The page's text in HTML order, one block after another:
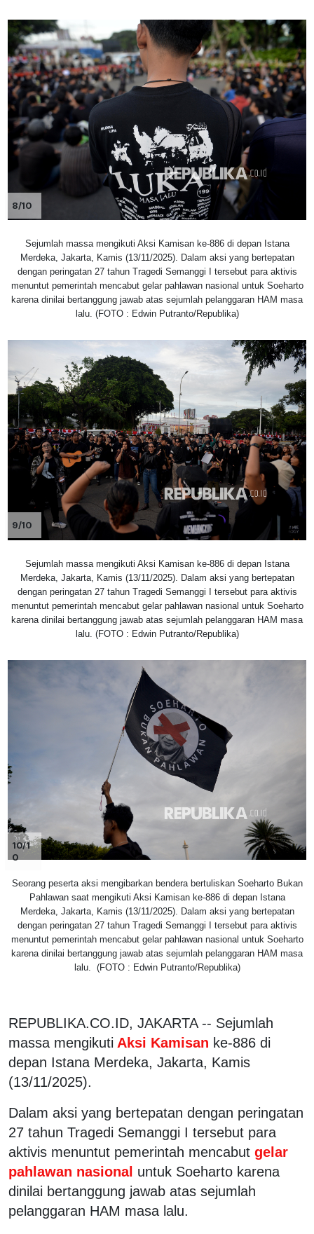
8/10
Sejumlah massa mengikuti Aksi Kamisan ke-886 di depan Istana
Merdeka, Jakarta, Kamis (13/11/2025). Dalam aksi yang bertepatan
dengan peringatan 27 tahun Tragedi Semanggi I tersebut para aktivis
menuntut pemerintah mencabut gelar pahlawan nasional untuk Soeharto
karena dinilai bertanggung jawab atas sejumlah pelanggaran HAM masa
lalu. (FOTO : Edwin Putranto/Republika)
9/10
Sejumlah massa mengikuti Aksi Kamisan ke-886 di depan Istana
Merdeka, Jakarta, Kamis (13/11/2025). Dalam aksi yang bertepatan
dengan peringatan 27 tahun Tragedi Semanggi I tersebut para aktivis
menuntut pemerintah mencabut gelar pahlawan nasional untuk Soeharto
karena dinilai bertanggung jawab atas sejumlah pelanggaran HAM masa
lalu. (FOTO : Edwin Putranto/Republika)
10/1
0
Seorang peserta aksi mengibarkan bendera bertuliskan Soeharto Bukan
Pahlawan saat mengikuti Aksi Kamisan ke-886 di depan Istana
Merdeka, Jakarta, Kamis (13/11/2025). Dalam aksi yang bertepatan
dengan peringatan 27 tahun Tragedi Semanggi I tersebut para aktivis
menuntut pemerintah mencabut gelar pahlawan nasional untuk Soeharto
karena dinilai bertanggung jawab atas sejumlah pelanggaran HAM masa
lalu. (FOTO : Edwin Putranto/Republika)
REPUBLIKA.CO.ID, JAKARTA -- Sejumlah
massa mengikuti Aksi Kamisan ke-886 di
depan Istana Merdeka, Jakarta, Kamis
(13/11/2025).
Dalam aksi yang bertepatan dengan peringatan
27 tahun Tragedi Semanggi I tersebut para
aktivis menuntut pemerintah mencabut gelar
pahlawan nasional untuk Soeharto karena
dinilai bertanggung jawab atas sejumlah
pelanggaran HAM masa lalu.